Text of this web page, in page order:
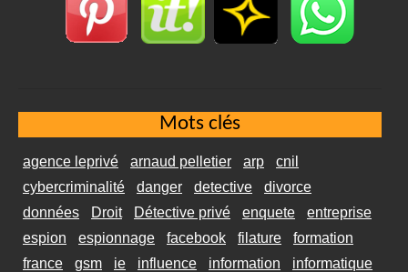
Mots clés
agence leprivé arnaud pelletier arp
cnil
cybercriminalité
danger detective
divorce
données
Droit Détective privé enquete
entreprise
espion
espionnage facebook filature
formation
france
gsm ie influence information
informatique